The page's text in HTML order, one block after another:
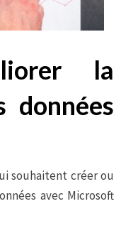
la
données
souhaitent créer ou
avec Microsoft